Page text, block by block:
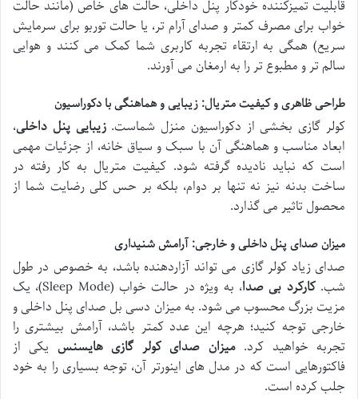
قابلیت تمیزکننده خودکار پنل داخلی، حالت های خاص (مانند حالت
خواب برای مصرف کمتر و صدای آرام تر، یا حالت توربو برای سرمایش
سریع) همگی به ارتقاء تجربه کاربری شما کمک می کنند و هوایی
سالم تر و مطبوع تر را به ارمغان می آورند.
طراحی ظاهری و کیفیت متریال: زیبایی و هماهنگی با دکوراسیون
کولر گازی بخشی از دکوراسیون منزل شماست.زیبایی پنل داخلی،
ابعاد مناسب و هماهنگی آن با سبک و سیاق خانه، از جزئیات مهمی
است که نباید نادیده گرفته شود. کیفیت متریال به کار رفته در
ساخت بدنه نیز نه تنها بر دوام، بلکه بر حس کلی رضایت شما از
محصول تاثیر می گذارد.
میزان صدای پنل داخلی و خارجی: آرامش شنیداری
صدای زیاد کولر گازی می تواند آزاردهنده باشد، به خصوص در طول
شب.کارکرد بی صدا
، به ویژه در حالت خواب (Sleep Mode)، یک
مزیت بزرگ محسوب می شود. به میزان دسی بل صدای پنل داخلی و
خارجی توجه کنید؛ هرچه این عدد کمتر باشد، آرامش بیشتری را
تجربه خواهید کرد.میزان صدای کولر گازی هایسنس یکی از
فاکتورهایی است که در مدل های اینورتر آن، توجه بسیاری را به خود
جلب کرده است.